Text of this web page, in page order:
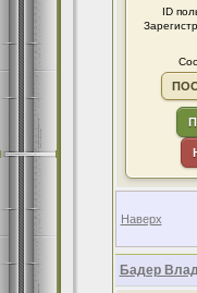
ID
Наверх
Бадер